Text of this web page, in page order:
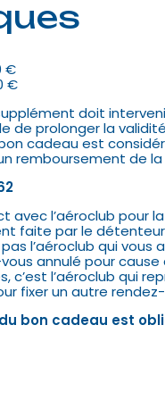
€
€
doit
de prolonger la
cadeau est
remboursement de
avec l’aéroclub pour
faite par le
l’aéroclub qui vous
annulé pour
c’est l’aéroclub qui
fixer un autre
bon cadeau est